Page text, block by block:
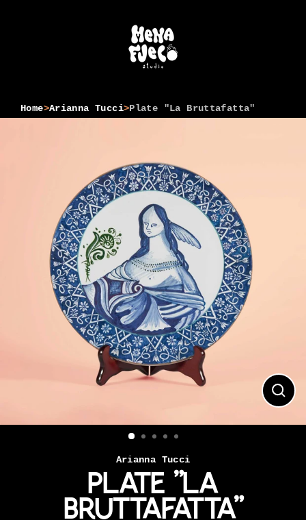
Home>Arianna Tucci>Plate "La Bruttafatta"
Arianna Tucci
Plate "La
Bruttafatta"